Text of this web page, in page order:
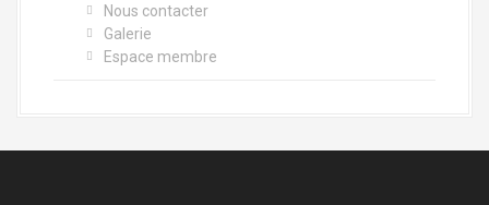
Nous contacter
Galerie
Espace membre